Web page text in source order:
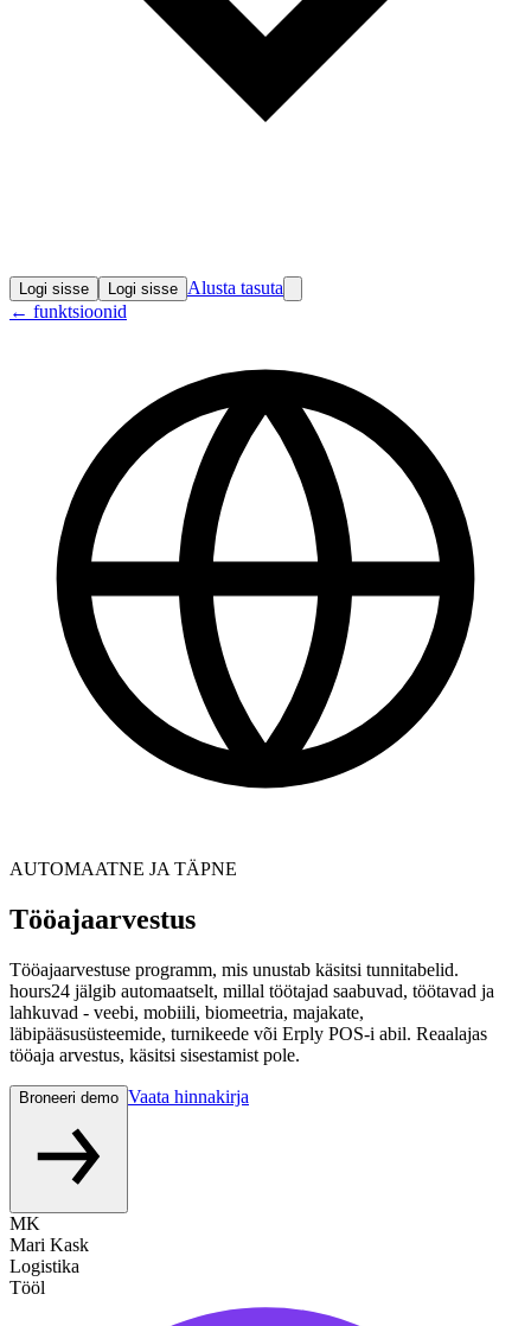
Logi sisse Logi sisse Alusta tasuta
← funktsioonid
AUTOMAATNE JA TÄPNE
Tööajaarvestus
Tööajaarvestuse programm, mis unustab käsitsi tunnitabelid.
hours24 jälgib automaatselt, millal töötajad saabuvad, töötavad ja
lahkuvad - veebi, mobiili, biomeetria, majakate,
läbipääsusüsteemide, turnikeede või Erply POS-i abil. Reaalajas
tööaja arvestus, käsitsi sisestamist pole.
Broneeri demo Vaata hinnakirja
MK
Mari Kask
Logistika
Tööl